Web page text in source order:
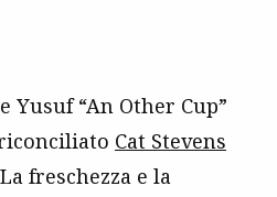
“An Other Cup”
Cat Stevens
freschezza e la